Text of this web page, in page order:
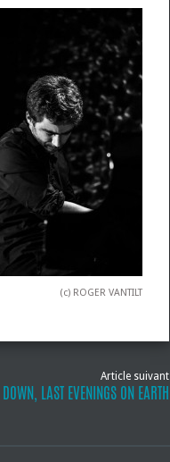
(c) ROGER VANTILT
Article suivant
LAST EVENINGS ON EARTH